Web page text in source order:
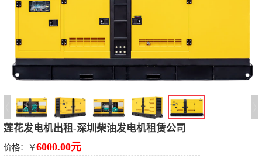
莲花发电机出租-深圳柴油发电机租赁公司
价格：￥6000.00元
汕头租赁